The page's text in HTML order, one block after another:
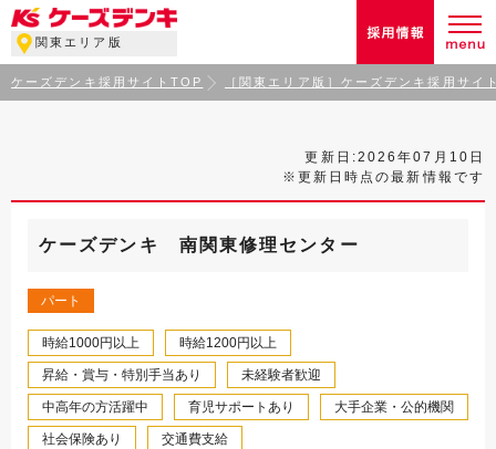
関東エリア版
ケーズデンキ採用サイトTOP ［関東エリア版］ケーズデンキ採用サイ
更新日:2026年07月10日
※更新日時点の最新情報です
ケーズデンキ 南関東修理センター
パート
時給1000円以上 時給1200円以上
昇給・賞与・特別手当あり 未経験者歓迎
中高年の方活躍中 育児サポートあり 大手企業・公的機関
社会保険あり 交通費支給